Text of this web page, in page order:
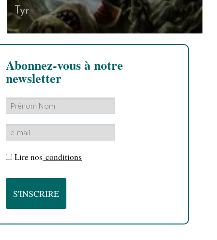
Tyr
Abonnez-vous à notre
newsletter
Lire nos conditions